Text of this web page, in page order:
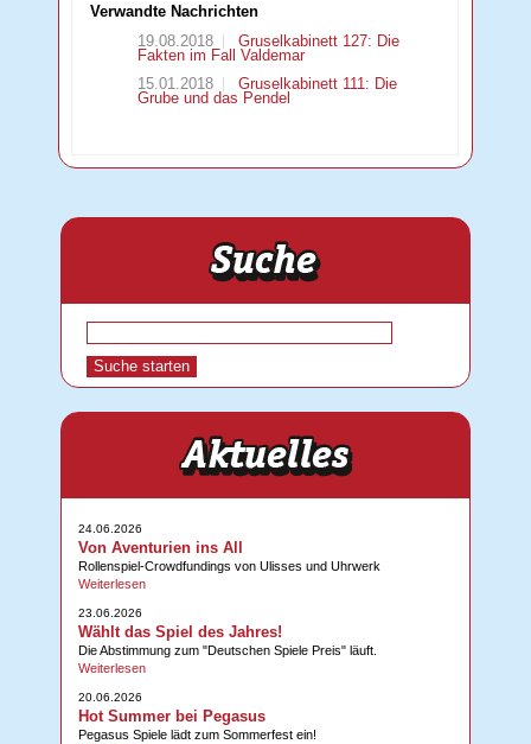
Verwandte Nachrichten
19.08.2018
Gruselkabinett 127: Die
Fakten im Fall Valdemar
15.01.2018
Gruselkabinett 111: Die
Grube und das Pendel
24.06.2026
Von Aventurien ins All
Rollenspiel-Crowdfundings von Ulisses und Uhrwerk
Weiterlesen
23.06.2026
Wählt das Spiel des Jahres!
Die Abstimmung zum "Deutschen Spiele Preis" läuft.
Weiterlesen
20.06.2026
Hot Summer bei Pegasus
Pegasus Spiele lädt zum Sommerfest ein!